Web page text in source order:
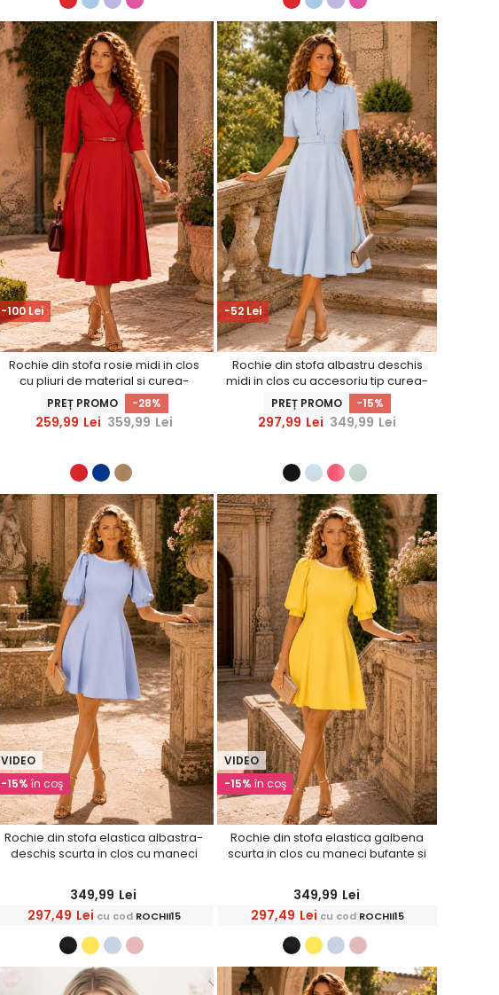
-100 Lei
Rochie din stofa rosie midi in clos
cu pliuri de material si curea-
StarShinerS
PREȚ PROMO -28%
259,99 Lei 359,99 Lei
-52 Lei
Rochie din stofa albastru deschis
midi in clos cu accesoriu tip curea-
StarShinerS
PREȚ PROMO -15%
297,99 Lei 349,99 Lei
-15% în coş
VIDEO
Rochie din stofa elastica albastra-
deschis scurta in clos cu maneci
349,99 Lei
297,49 Lei cu cod ROCHII15
-15% în coş
VIDEO
Rochie din stofa elastica galbena
scurta in clos cu maneci bufante si
349,99 Lei
297,49 Lei cu cod ROCHII15